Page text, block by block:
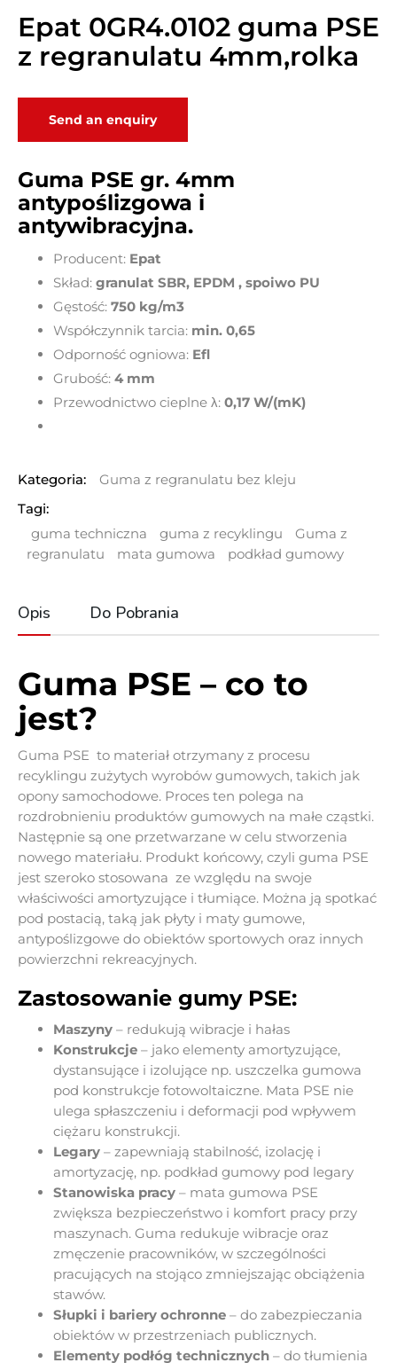
Epat 0GR4.0102 guma PSE
z regranulatu 4mm,rolka
Send an enquiry
Guma PSE gr. 4mm
antypoślizgowa i
antywibracyjna.
Producent: Epat
Skład: granulat SBR, EPDM , spoiwo PU
Gęstość: 750 kg/m3
Współczynnik tarcia: min. 0,65
Odporność ogniowa: Efl
Grubość: 4mm
Przewodnictwo cieplne λ: 0,17 W/(mK)
Kategoria:
Guma z regranulatu bez kleju
Tagi:
guma techniczna
guma z recyklingu
Guma z
regranulatu
mata gumowa podkład gumowy
Opis Do Pobrania
Guma PSE – co to
jest?
Guma PSE to materiał otrzymany z procesu
recyklingu zużytych wyrobów gumowych, takich jak
opony samochodowe. Proces ten polega na
rozdrobnieniu produktów gumowych na małe cząstki.
Następnie są one przetwarzane w celu stworzenia
nowego materiału. Produkt końcowy, czyli guma PSE
jest szeroko stosowana ze względu na swoje
właściwości amortyzujące i tłumiące. Można ją spotkać
pod postacią, taką jak płyty i maty gumowe,
antypoślizgowe do obiektów sportowych oraz innych
powierzchni rekreacyjnych.
Zastosowanie gumy PSE:
Maszyny – redukują wibracje i hałas
Konstrukcje – jako elementy amortyzujące,
dystansujące i izolujące np. uszczelka gumowa
pod konstrukcje fotowoltaiczne. Mata PSE nie
ulega spłaszczeniu i deformacji pod wpływem
ciężaru konstrukcji.
Legary – zapewniają stabilność, izolację i
amortyzację, np. podkład gumowy pod legary
Stanowiska pracy – mata gumowa PSE
zwiększa bezpieczeństwo i komfort pracy przy
maszynach. Guma redukuje wibracje oraz
zmęczenie pracowników, w szczególności
pracujących na stojąco zmniejszając obciążenia
stawów.
Słupki i bariery ochronne – do zabezpieczania
obiektów w przestrzeniach publicznych.
Elementy podłóg technicznych – do tłumienia